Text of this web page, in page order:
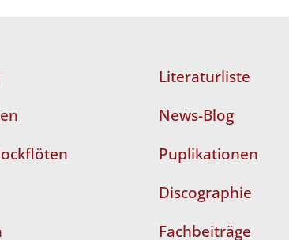
Literaturliste
News-Blog
Puplikationen
Discographie
Fachbeiträge